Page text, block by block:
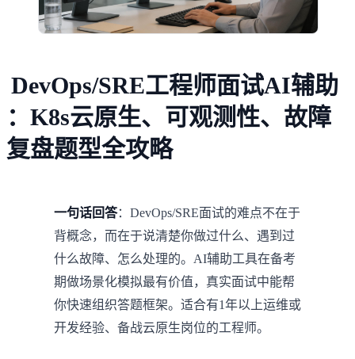
DevOps/SRE工程师面试AI辅助
：K8s云原生、可观测性、故障
复盘题型全攻略
一句话回答：DevOps/SRE面试的难点不在于
背概念，而在于说清楚你做过什么、遇到过
什么故障、怎么处理的。AI辅助工具在备考
期做场景化模拟最有价值，真实面试中能帮
你快速组织答题框架。适合有1年以上运维或
开发经验、备战云原生岗位的工程师。